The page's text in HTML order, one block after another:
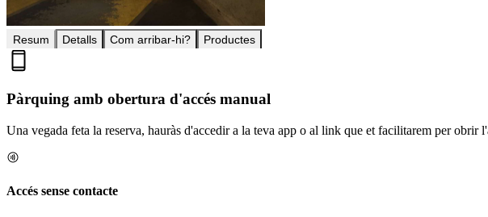
Resum Detalls Com arribar-hi? Productes
Pàrquing amb obertura d'accés manual
Una vegada feta la reserva, hauràs d'accedir a la teva app o al link que et facilitarem per obrir
Accés sense contacte